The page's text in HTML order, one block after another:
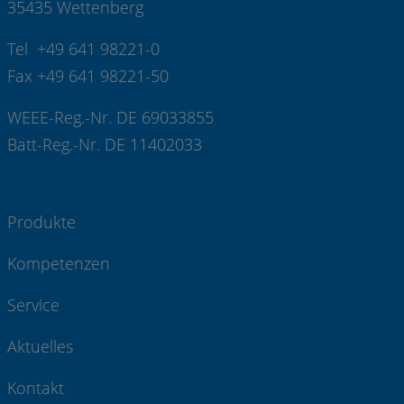
35435 Wettenberg
Tel +49 641 98221-0
Fax +49 641 98221-50
WEEE-Reg.-Nr. DE 69033855
Batt-Reg.-Nr. DE 11402033
Produkte
Kompetenzen
Service
Aktuelles
Kontakt